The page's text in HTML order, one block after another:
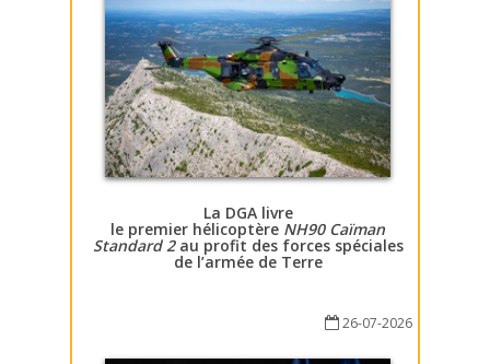
La DGA livre
le premier hélicoptère NH90 Caïman
Standard 2au profit des forces spéciales
de l’armée de Terre
26-07-2026